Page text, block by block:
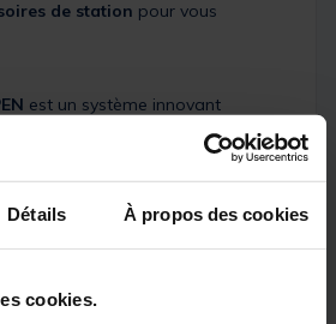
Détails À propos des cookies
cookies.
de station pour vous
est un système innovant
station munie de pieds de
36 mm. Grâce à ce système
même si d'autres éléments
accessoire de stationest équipé
passer par le haut du pied, et est